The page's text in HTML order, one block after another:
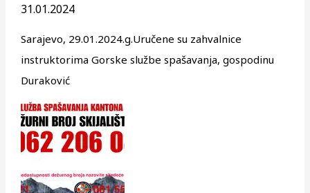
31.01.2024
Sarajevo, 29.01.2024.g.Uručene su zahvalnice
instruktorima Gorske službe spašavanja, gospodinu
Duraković